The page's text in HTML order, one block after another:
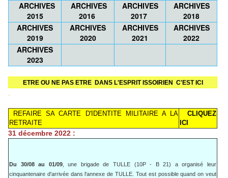
ARCHIVES
2015
ARCHIVES
2016
ARCHIVES
2017
ARCHIVES
2018
ARCHIVES
2019
ARCHIVES
2020
ARCHIVES
2021
ARCHIVES
2022
ARCHIVES
2023
ETRE OU NE PAS ETRE DANS L'ESPRIT ISSOIRIEN C'EST ICI
REFAIRE SA CARTE D'IDENTITE MILITAIRE A LA
RETRAITE
CLIQUEZ
ICI
31 décembre 2022 :
Du 30/08 au 01/09, une brigade de TULLE (10P - B 21) a organisé leur
cinquantenaire d'arrivée dans l'annexe de TULLE. Tout est possible quand on veut